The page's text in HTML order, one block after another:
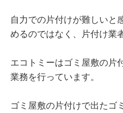
自力での片付けが難しいと
めるのではなく、片付け業
エコトミーはゴミ屋敷の片
業務を行っています。
ゴミ屋敷の片付けで出たゴ